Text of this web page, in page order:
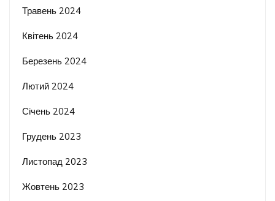
Травень 2024
Квітень 2024
Березень 2024
Лютий 2024
Січень 2024
Грудень 2023
Листопад 2023
Жовтень 2023